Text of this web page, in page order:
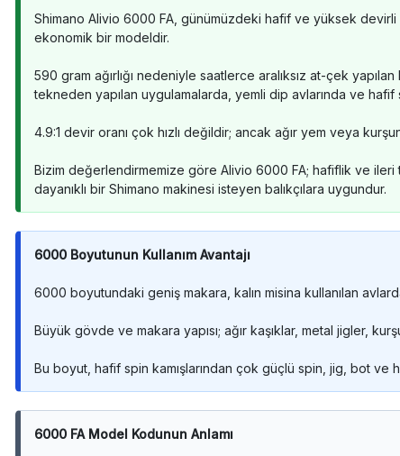
Shimano Alivio 6000 FA, günümüzdeki hafif ve yüksek devirli
ekonomik bir modeldir.
590 gram ağırlığı nedeniyle saatlerce aralıksız at-çek
tekneden yapılan uygulamalarda, yemli dip avlarında ve hafif
4.9:1 devir oranı çok hızlı değildir; ancak ağır yem veya
Bizim değerlendirmemize göre Alivio 6000 FA; hafiflik ve ileri
dayanıklı bir Shimano makinesi isteyen balıkçılara uygundur.
6000 Boyutunun Kullanım Avantajı
6000 boyutundaki geniş makara, kalın misina kullanılan
Büyük gövde ve makara yapısı; ağır kaşıklar, metal jigler,
Bu boyut, hafif spin kamışlarından çok güçlü spin, jig, bot ve
6000 FA Model Kodunun Anlamı